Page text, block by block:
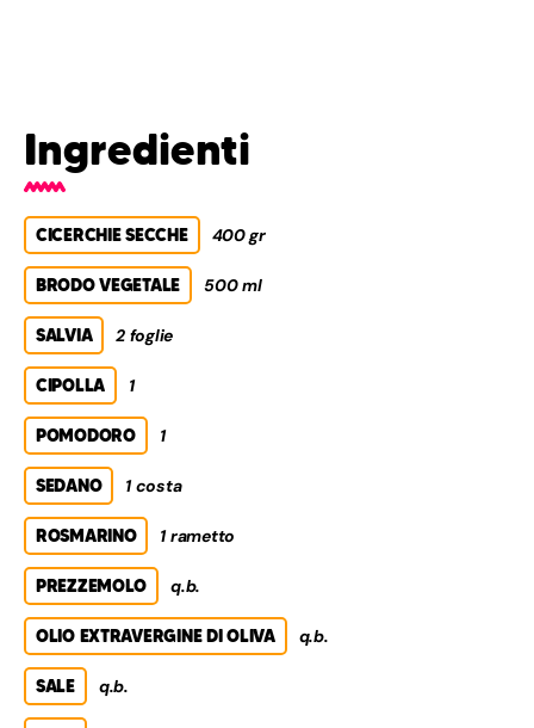
Ingredienti
CICERCHIE SECCHE 400 gr
BRODO VEGETALE 500 ml
SALVIA 2 foglie
CIPOLLA 1
POMODORO 1
SEDANO 1 costa
ROSMARINO 1 rametto
PREZZEMOLO q.b.
OLIO EXTRAVERGINE DI OLIVA q.b.
SALE q.b.